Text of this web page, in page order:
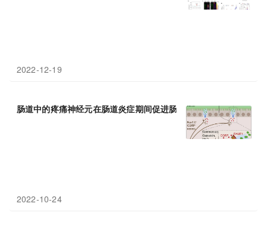
2022-12-19
肠道中的疼痛神经元在肠道炎症期间促进肠道杯状细胞释放更多的
2022-10-24